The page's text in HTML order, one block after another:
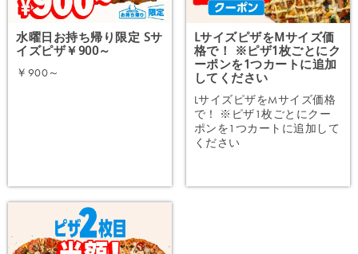
水曜日お持ち帰り限定 Sサ
イズピザ￥900～
￥900～
LサイズピザをMサイズ価
格で！ ※ピザ1枚ごとにク
ーポンを1つカートに追加
してください
LサイズピザをMサイズ価格
で！ ※ピザ1枚ごとにクー
ポンを1つカートに追加して
ください